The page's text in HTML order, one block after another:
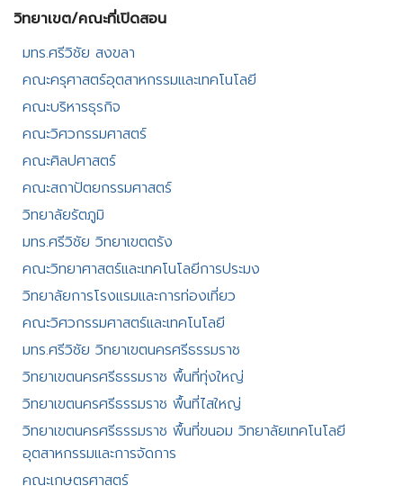
วิทยาเขต/คณะที่เปิดสอน​
มทร.ศรีวิชัย สงขลา​
คณะครุศาสตร์อุตสาหกรรมและเทคโนโลยี​
คณะบริหารธุรกิจ​
คณะวิศวกรรมศาสตร์​
คณะศิลปศาสตร์​
คณะสถาปัตยกรรมศาสตร์
วิทยาลัยรัตภูมิ​
มทร.ศรีวิชัย วิทยาเขตตรัง
คณะวิทยาศาสตร์และเทคโนโลยีการประมง
วิทยาลัยการโรงแรมและการท่องเที่ยว
คณะวิศวกรรมศาสตร์และเทคโนโลยี
มทร.ศรีวิชัย วิทยาเขตนครศรีธรรมราช
วิทยาเขตนครศรีธรรมราช พื้นที่ทุ่งใหญ่
วิทยาเขตนครศรีธรรมราช พื้นที่ไสใหญ่
วิทยาเขตนครศรีธรรมราช พื้นที่ขนอม วิทยาลัยเทคโนโลยี
อุตสาหกรรมและการจัดการ
คณะเกษตรศาสตร์